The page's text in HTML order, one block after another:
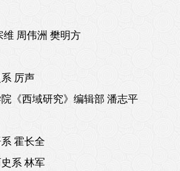
维 周伟洲 樊明方
厉声
《西域研究》编辑部 潘志平
霍长全
系 林军